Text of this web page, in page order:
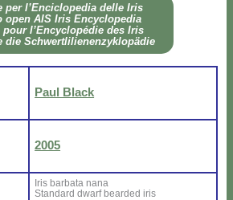
per l’En­ci­clo­pe­dia del­le Iris
open AIS Iris En­cy­clo­pe­dia
pour l’En­cy­clo­pé­die des Iris
die Sch­wer­tli­lie­nen­zy­klo­pä­die
Paul Black
2005
Iris bar­ba­ta na­na
Stan­dard dwarf bear­ded iris